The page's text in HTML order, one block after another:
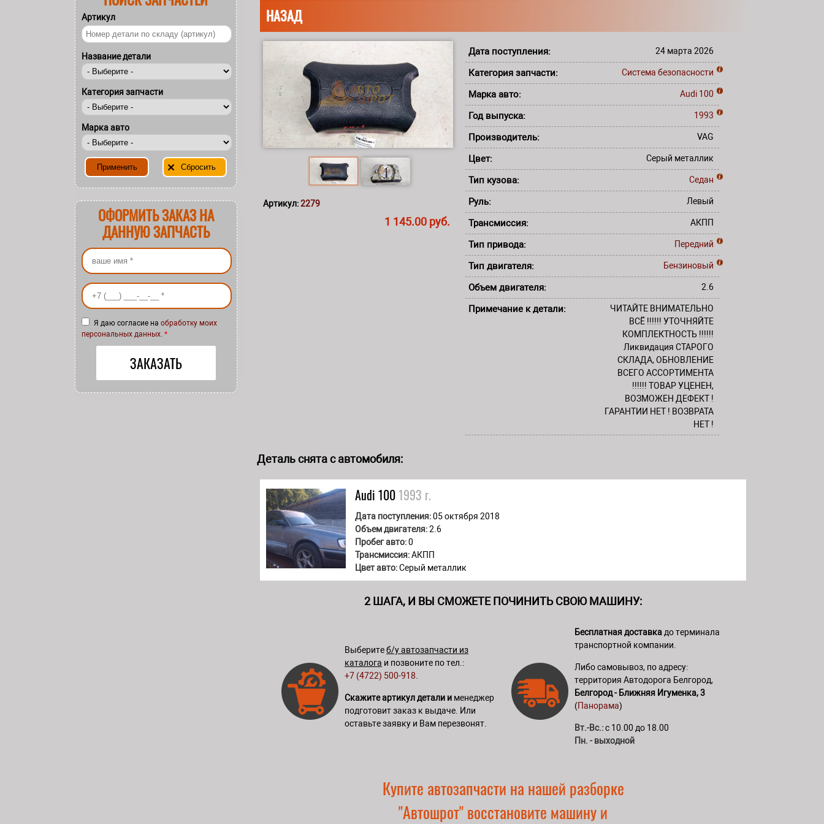
НАЗАД
Артикул:2279
1 145.00 руб.
Дата поступления: 24 марта 2026
Категория запчасти: Система безопасности
Марка авто: Audi 100
Год выпуска: 1993
Производитель: VAG
Цвет: Серый металлик
Тип кузова: Седан
Руль: Левый
Трансмиссия: АКПП
Тип привода: Передний
Тип двигателя: Бензиновый
Объем двигателя: 2.6
Примечание к детали:
ЧИТАЙТЕ ВНИМАТЕЛЬНО
ВСЁ !!!!!! УТОЧНЯЙТЕ
КОМПЛЕКТНОСТЬ !!!!!!
Ликвидация СТАРОГО
СКЛАДА, ОБНОВЛЕНИЕ
ВСЕГО АССОРТИМЕНТА
!!!!!! ТОВАР УЦЕНЕН,
ВОЗМОЖЕН ДЕФЕКТ !
ГАРАНТИИ НЕТ ! ВОЗВРАТА
НЕТ !
Деталь снята с автомобиля:
Audi 1001993 г.
Дата поступления:05 октября 2018
Объем двигателя:2.6
Пробег авто:0
Трансмиссия:АКПП
Цвет авто:Серый металлик
2 ШАГА, И ВЫ СМОЖЕТЕ ПОЧИНИТЬ СВОЮ МАШИНУ:
Выберитеб/у автозапчасти из
каталога и позвоните по тел.:
+7 (4722) 500-918
Скажите артикул детали и менеджер
подготовит заказ к выдаче. Или
оставьте заявку и Вам перезвонят.
Бесплатная доставка до терминала
транспортной компании.
Либо самовывоз, по адресу:
территория Автодорога Белгород,
Белгород - Ближняя Игуменка, 3
(Панорама)
Вт.-Вс.:с 10.00 до 18.00
Пн. - выходной
Купите автозапчасти на нашей разборке
"Автошрот" восстановите машину и
Артикул
Название детали
Категория запчасти
Марка авто
ОФОРМИТЬ ЗАКАЗ НА
ДАННУЮ ЗАПЧАСТЬ
Ваше имя
Ваш номер телефона
Я даю согласие на обработку моих
персональных данных. *